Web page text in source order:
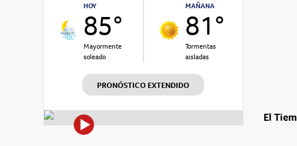
HOY
85°
Mayormente
soleado
MAÑANA
81°
Tormentas
aisladas
PRONÓSTICO EXTENDIDO
El